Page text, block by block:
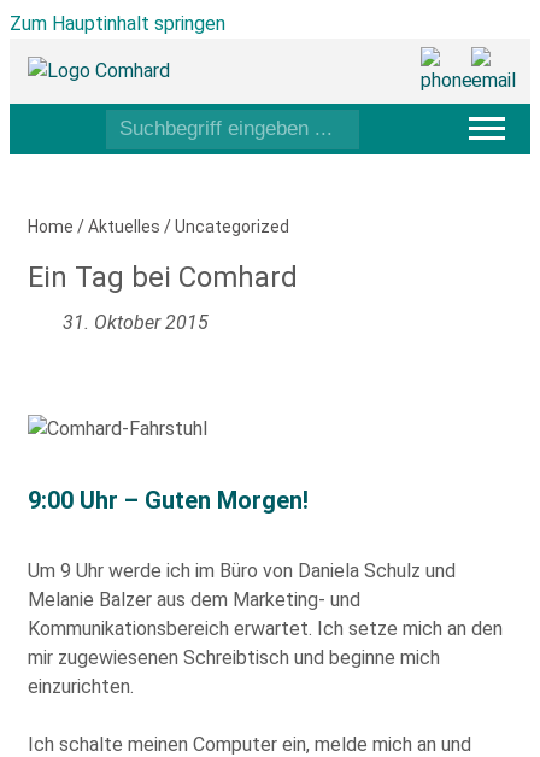
Zum Hauptinhalt springen
Home /Aktuelles /Uncategorized
Ein Tag bei Comhard
31. Oktober 2015
9:00 Uhr – Guten Morgen!
Um 9 Uhr werde ich im Büro von Daniela Schulz und
Melanie Balzer aus dem Marketing- und
Kommunikationsbereich erwartet. Ich setze mich an den
mir zugewiesenen Schreibtisch und beginne mich
einzurichten.
Ich schalte meinen Computer ein, melde mich an und